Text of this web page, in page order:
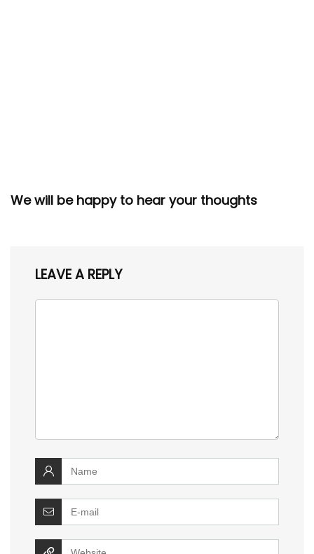
We will be happy to hear your thoughts
LEAVE A REPLY